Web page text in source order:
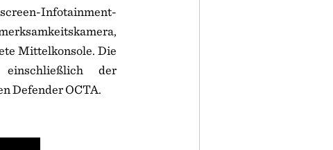
Infotainment-
Mittelkonsole. Die
der
Defender OCTA.